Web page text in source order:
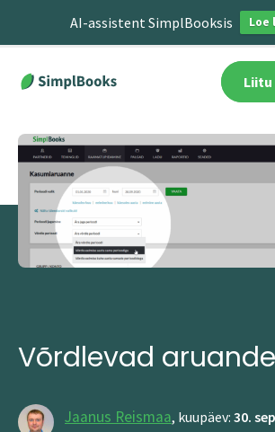
AI-assistent SimplBooksis Loe
Võrdlevad
Jaanus Reismaa, kuupäev: 30.